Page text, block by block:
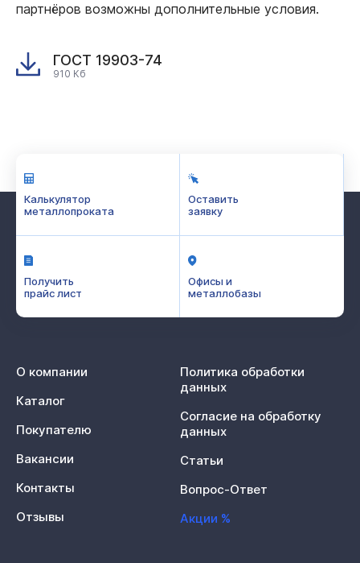
партнёров возможны дополнительные условия.
ГОСТ 19903-74
910 Кб
Калькулятор
металлопроката
Оставить
заявку
Получить
прайс лист
Офисы и
металлобазы
О компании
Каталог
Покупателю
Вакансии
Контакты
Отзывы
Политика обработки
данных
Согласие на обработку
данных
Статьи
Вопрос-Ответ
Акции %